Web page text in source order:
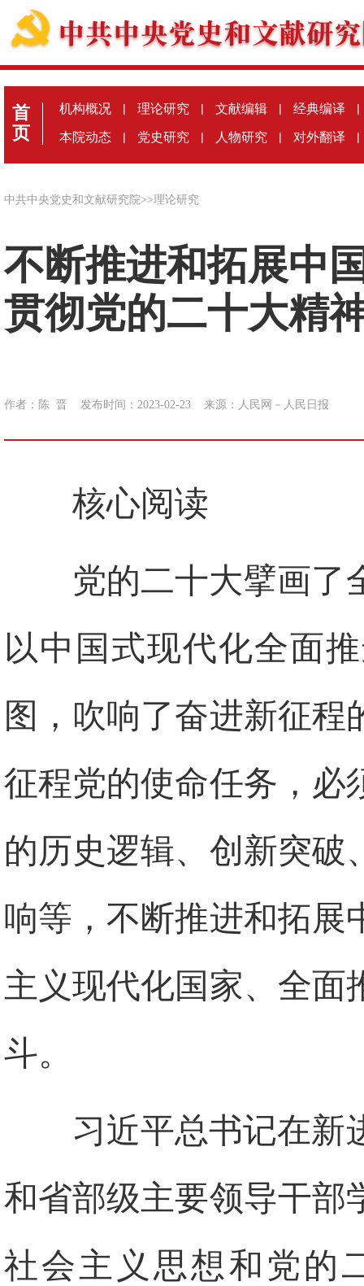
首
页
机构概况 | 理论研究 | 文献编辑 | 经典编译 |
本院动态 | 党史研究 | 人物研究 | 对外翻译 |
中共中央党史和文献研究院>>理论研究
不断推进和拓展中
贯彻党的二十大精
作者：陈 晋 发布时间：2023-02-23 来源： 人民网－人民日报
核心阅读
党的二十大擘画了
以中国式现代化全面
图，吹响了奋进新征
征程党的使命任务，必
的历史逻辑、创新突破
响等，不断推进和拓展
主义现代化国家、全面
斗。
习近平总书记在新
和省部级主要领导干部
社会主义思想和党的